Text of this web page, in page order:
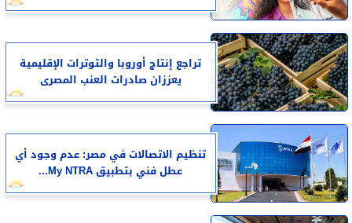
تراجع إنتاج أوروبا والتوترات الإقليمية
يعززان صادرات العنب المصرى
تنظيم الاتصالات في مصر: عدم وجود أي
عطل فني بتطبيق My NTRA...